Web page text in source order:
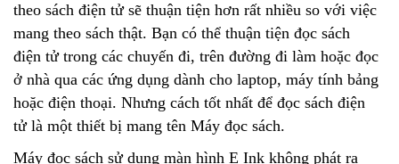
theo sách điện tử sẽ thuận tiện hơn rất nhiều so với việc
mang theo sách thật. Bạn có thể thuận tiện đọc sách
điện tử trong các chuyến đi, trên đường đi làm hoặc đọc
ở nhà qua các ứng dụng dành cho laptop, máy tính bảng
hoặc điện thoại. Nhưng cách tốt nhất để đọc sách điện
tử là một thiết bị mang tên Máy đọc sách.
Máy đọc sách sử dụng màn hình E Ink không phát ra